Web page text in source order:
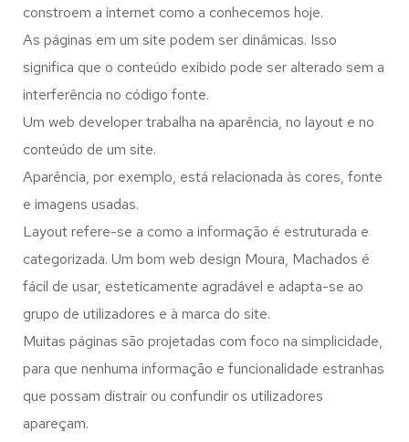
constroem a internet como a conhecemos hoje.
As páginas em um site podem ser dinâmicas. Isso
significa que o conteúdo exibido pode ser alterado sem a
interferência no código fonte.
Um web developer trabalha na aparência, no layout e no
conteúdo de um site.
Aparência, por exemplo, está relacionada às cores, fonte
e imagens usadas.
Layout refere-se a como a informação é estruturada e
categorizada. Um bom web design Moura, Machados é
fácil de usar, esteticamente agradável e adapta-se ao
grupo de utilizadores e à marca do site.
Muitas páginas são projetadas com foco na simplicidade,
para que nenhuma informação e funcionalidade estranhas
que possam distrair ou confundir os utilizadores
apareçam.